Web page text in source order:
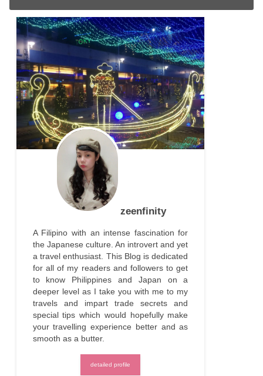
zeenfinity
A Filipino with an intense fascination for
the Japanese culture. An introvert and yet
a travel enthusiast. This Blog is dedicated
for all of my readers and followers to get
to know Philippines and Japan on a
deeper level as I take you with me to my
travels and impart trade secrets and
special tips which would hopefully make
your travelling experience better and as
smooth as a butter.
detailed profile